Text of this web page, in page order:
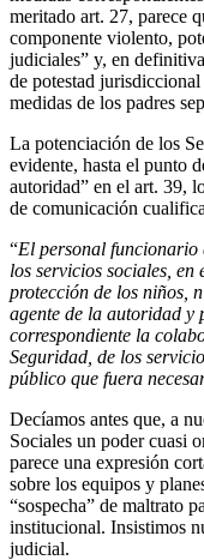
meritado art. 27, parece
componente violento,
judiciales” y, en
de potestad
medidas de los padres
La potenciación de los
evidente, hasta el punto
autoridad” en el art. 39,
de comunicación
“El personal funcionario
los servicios sociales, en
protección de los niños,
agente de la autoridad y
correspondiente la
Seguridad, de los
público que fuera
Decíamos antes que, a
Sociales un poder cuasi
parece una expresión
sobre los equipos y
“sospecha” de maltrato
institucional. Insistimos
judicial.